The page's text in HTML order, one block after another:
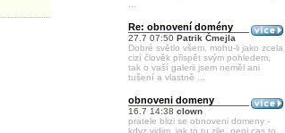
Re: obnovení domény
27.7 07:50 Patrik Čmejla
Dobré světlo všem, mohu-li jako zcela
cizí člověk přispět svým pohledem,
tak o vaší galerii jsem neměl ani
tušení a vlastně ...
obnoveni domeny
16.7 14:38 clown
pratele blizi se obnoveni domeny -
kdyz vidim, jak to tu zije, neni cas to